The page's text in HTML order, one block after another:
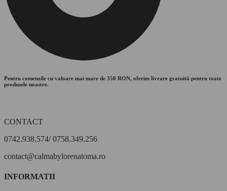
Pentru comenzile cu valoare mai mare de 350 RON, oferim livrare gratuită pentru toate
produsele noastre.
CONTACT
0742.938.574/ 0758.349.256
contact@calmabylorenatoma.ro
INFORMATII